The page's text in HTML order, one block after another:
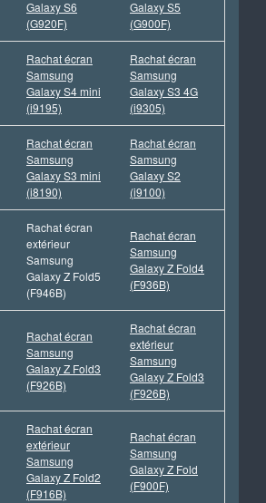
Galaxy S6
(G920F)
Galaxy S5
(G900F)
Rachat écran
Samsung
Galaxy S4 mini
(i9195)
Rachat écran
Samsung
Galaxy S3 4G
(i9305)
Rachat écran
Samsung
Galaxy S3 mini
(i8190)
Rachat écran
Samsung
Galaxy S2
(i9100)
Rachat écran
extérieur
Samsung
Galaxy Z Fold5
(F946B)
Rachat écran
Samsung
Galaxy Z Fold4
(F936B)
Rachat écran
Samsung
Galaxy Z Fold3
(F926B)
Rachat écran
extérieur
Samsung
Galaxy Z Fold3
(F926B)
Rachat écran
extérieur
Samsung
Galaxy Z Fold2
(F916B)
Rachat écran
Samsung
Galaxy Z Fold
(F900F)